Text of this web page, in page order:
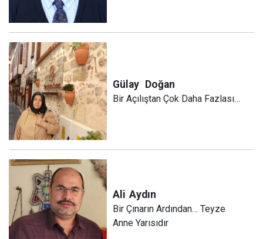
Gülay Doğan
Bir Açılıştan Çok Daha Fazlası…
Ali Aydın
Bir Çınarın Ardından… Teyze
Anne Yarısıdır